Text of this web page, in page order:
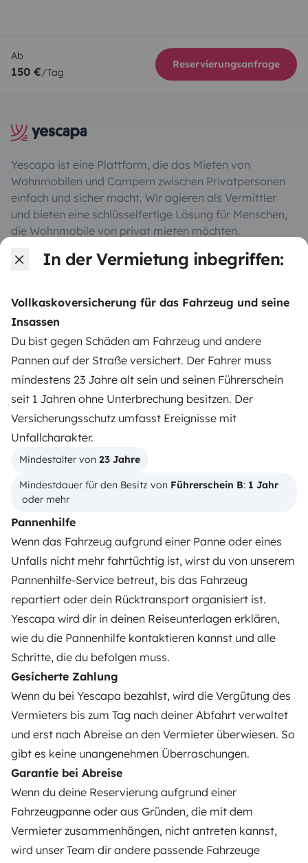
In der Vermietung inbegriffen:
Vollkaskoversicherung für das Fahrzeug und seine
Insassen
Du bist gegen Schäden am Fahrzeug und andere
Pannen auf der Straße versichert. Der Fahrer muss
mindestens 23 Jahre alt sein und seinen Führerschein
seit 1 Jahren ohne Unterbrechung besitzen. Der
Versicherungsschutz umfasst Ereignisse mit
Unfallcharakter.
Mindestalter von 23 Jahre
Mindestdauer für den Besitz von Führerschein B: 1 Jahr
oder mehr
Pannenhilfe
Wenn das Fahrzeug aufgrund einer Panne oder eines
Unfalls nicht mehr fahrtüchtig ist, wirst du von unserem
Pannenhilfe-Service betreut, bis das Fahrzeug
repartiert oder dein Rücktransport organisiert ist.
Yescapa wird dir in deinen Reiseunterlagen erklären,
wie du die Pannenhilfe kontaktieren kannst und alle
Schritte, die du befolgen muss.
Gesicherte Zahlung
Wenn du bei Yescapa bezahlst, wird die Vergütung des
Vermieters bis zum Tag nach deiner Abfahrt verwaltet
und erst nach Abreise an den Vermieter überwiesen. So
gibt es keine unangenehmen Überraschungen.
Garantie bei Abreise
Wenn du deine Reservierung aufgrund einer
Fahrzeugpanne oder aus Gründen, die mit dem
Vermieter zusammenhängen, nicht antreten kannst,
wird unser Team dir andere passende Fahrzeuge
Ab
150 €/Tag
Reservierungsanfrage
Yescapa ist eine Plattform, die das Mieten von
Wohnmobilen und Campern zwischen Privatpersonen
einfach und sicher macht. Wir agieren als Vermittler
und bieten eine schlüsselfertige Lösung für Menschen,
die Wohnmobile von privat mieten möchten.
Note 4.55/5 von 208 Kundenbewertungen auf Trusted
Instagram
X
WOHNMOBIL MIETEN
Wie funktionierts?
Wohnmobil mieten
Deine ersten Schritte mit dem Wohnmobil
Die Bewertungen unserer User
Hilfe für Mieter
VERMIETER
Wohnmobil vermieten
Mietvertrag
Mietversicherung
Mietpannenhilfe
Hilfe für Vermieter
Ratenzahlung
Herunterladen im
Verfügbar auf